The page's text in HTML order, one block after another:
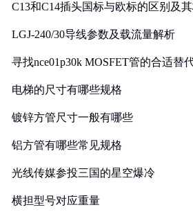
C13和C14插头国标与欧标的区别及
LGJ-240/30导线参数及载流量解析
寻找nce01p30k MOSFET管的合适替
电梯的尺寸有哪些规格
镀锌方管尺寸一般有哪些
铝方管有哪些常见规格
光线传媒参投三国的星空爆冷
横担型号对应重量